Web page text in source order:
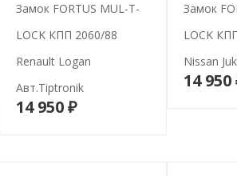
Замок FORTUS MUL-T-
LOCK КПП 2060/88
Renault Logan
Авт.tiptronik
14 950 ₽В корзину
Замок
LOCK
Nissan
14 950
В